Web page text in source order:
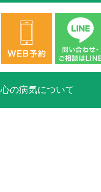
心の病気について